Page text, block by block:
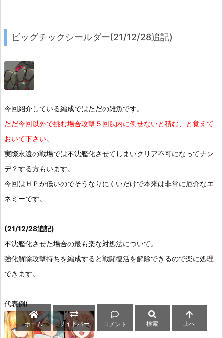
ビッグチックシールダー(21/12/28追記)
今回紹介している編成ではただの雑魚です。
ただ今回以外で挑む場合攻撃５回以内に倒せないと積む、と覚えて
おいて下さい。
実際永遠の戦場では不沈艦化させてしまいクリア不可になってナン
デ？する方もいます。
今回はＨＰが低いのでそうなりにくいだけで本来は非常に厄介なエ
ネミーです。
(21/12/28追記)
不沈艦化させた場合の最も楽な対処法について。
強化解除攻撃持ちを編成すると戦闘復活を解除できるので楽に処理
できます。
代表例)
ホーム サイドバー コメント 検索 上へ